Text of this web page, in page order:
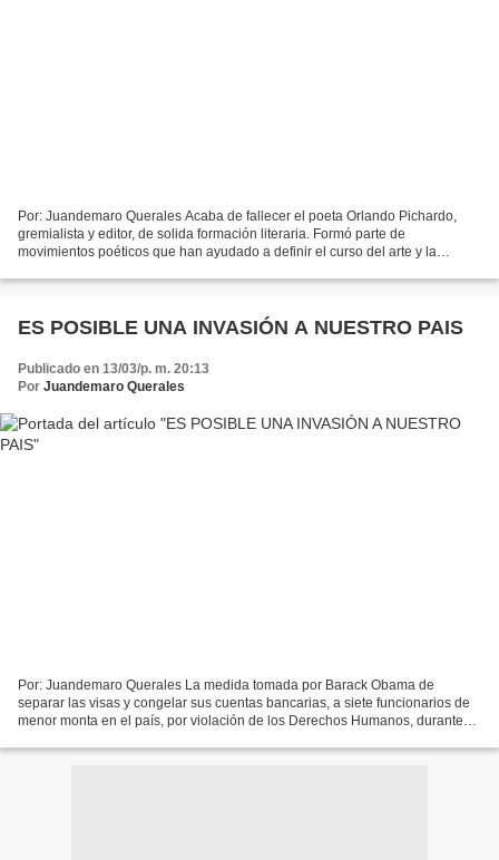
Por: Juandemaro Querales Acaba de fallecer el poeta Orlando Pichardo,
gremialista y editor, de solida formación literaria. Formó parte de
movimientos poéticos que han ayudado a definir el curso del arte y la
ES POSIBLE UNA INVASIÓN A NUESTRO PAIS
Publicado en 13/03/p. m. 20:13
Por Juandemaro Querales
Por: Juandemaro Querales La medida tomada por Barack Obama de
separar las visas y congelar sus cuentas bancarias, a siete funcionarios de
menor monta en el país, por violación de los Derechos Humanos, durante